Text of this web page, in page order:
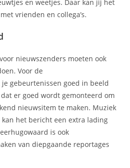
en weetjes. Daar kan jij het
vrienden en collega’s.
nieuwszenders moeten ook
Voor de
gebeurtenissen goed in beeld
er goed wordt gemonteerd om
nieuwsitem te maken. Muziek
het bericht een extra lading
is ook
van diepgaande reportages